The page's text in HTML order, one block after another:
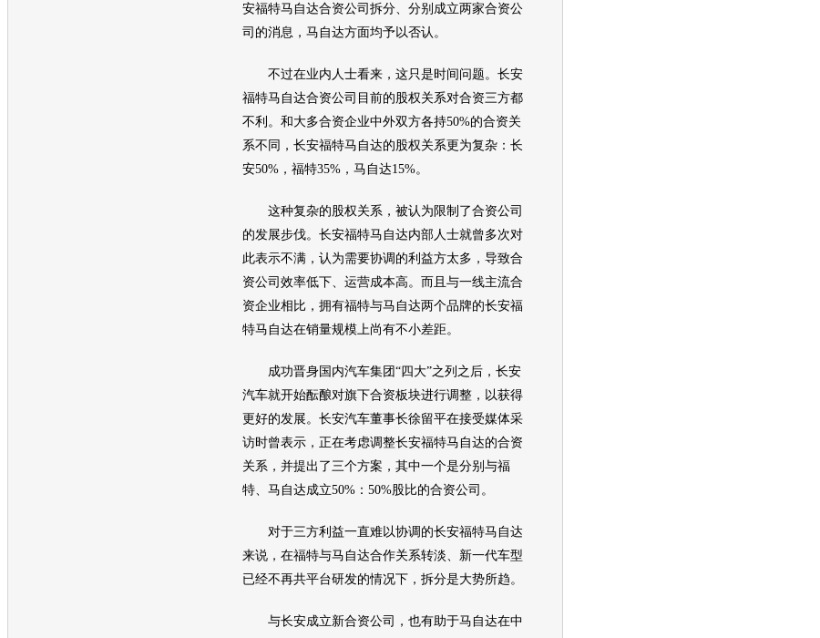
安福特马自达合资公司拆分、分别成立两家合资公
司的消息， 马自达方面均予以否认。
不过在业内人士看来，这只是时间问题。 长安
福特马自达合资公司目前的股权关系对合资三方都
不利。和大多合资企业中外双方各持50%的合资关
系不同， 长安福特马自达的股权关系更为复杂： 长
安50%， 福特35%， 马自达15%。
这种复杂的股权关系，被认为限制了合资公司
的发展步伐。 长安福特马自达内部人士就曾多次对
此表示不满，认为需要协调的利益方太多，导致合
资公司效率低下、运营成本高。而且与一线主流合
资企业相比，拥有福特与马自达两个品牌的长安福
特马自达在销量规模上尚有不小差距。
成功晋身国内汽车集团“四大”之列之后， 长安
汽车就开始酝酿对旗下合资板块进行调整，以获得
更好的发展。 长安汽车董事长徐留平在接受媒体采
访时曾表示，正在考虑调整长安福特马自达的合资
关系，并提出了三个方案，其中一个是分别与福
特
马自达成立50%：50%股比的合资公司。
对于三方利益一直难以协调的长安福特马自达
来说，在福特与马自达合作关系转淡、新一代车型
已经不再共平台研发的情况下，拆分是大势所趋。
与长安成立新合资公司，也有助于马自达在中